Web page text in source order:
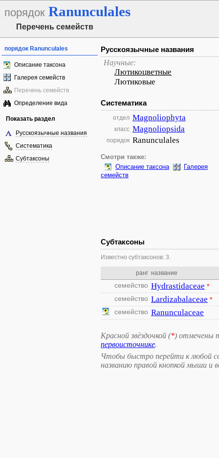
порядок Ranunculales
Перечень семейств
порядок Ranunculales
Описание таксона
Галерея семейств
Перечень семейств
Определение вида
Показать раздел
Русскоязычные названия
Систематика
Субтаксоны
Русскоязычные названия
Научные:
Лютикоцветные
Лютиковые
Систематика
отдел Magnoliophyta
класс Magnoliopsida
порядок Ranunculales
Смотри также:
Описание таксона
Галерея
семейств
Субтаксоны
Известно субтаксонов: 3.
ранг название
семейство Hydrastidaceae *
семейство Lardizabalaceae *
семейство Ranunculaceae
Красной звёздочкой (*) отмечены
первоисточнике.
Чтобы быстро перейти к любой
названию правой кнопкой мыши и